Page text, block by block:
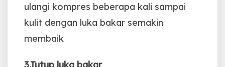
ulangi kompres beberapa kali sampai
kulit dengan luka bakar semakin
membaik